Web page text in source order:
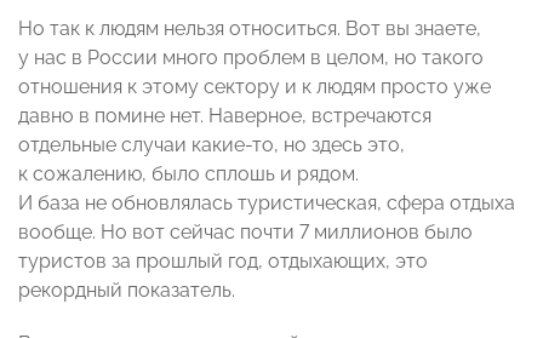
Но так к людям нельзя относиться. Вот вы знаете,
у нас в России много проблем в целом, но такого
отношения к этому сектору и к людям просто уже
давно в помине нет. Наверное, встречаются
отдельные случаи какие-то, но здесь это,
к сожалению, было сплошь и рядом.
И база не обновлялась туристическая, сфера отдыха
вообще. Но вот сейчас почти 7 миллионов было
туристов за прошлый год, отдыхающих, это
рекордный показатель.